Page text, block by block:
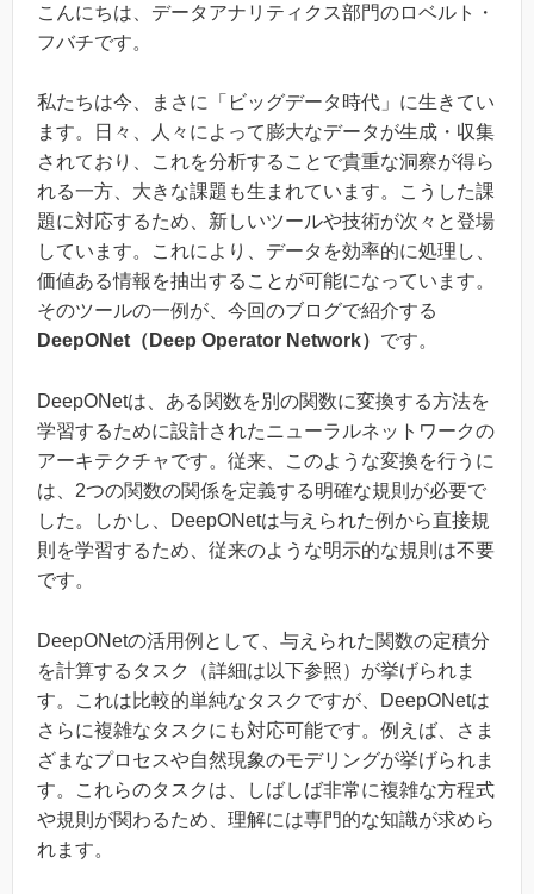
こんにちは、データアナリティクス部門のロベルト・
フバチです。
私たちは今、まさに「ビッグデータ時代」に生きてい
ます。日々、人々によって膨大なデータが生成・収集
されており、これを分析することで貴重な洞察が得ら
れる一方、大きな課題も生まれています。こうした課
題に対応するため、新しいツールや技術が次々と登場
しています。これにより、データを効率的に処理し、
価値ある情報を抽出することが可能になっています。
そのツールの一例が、今回のブログで紹介する
DeepONet（Deep Operator Network） です。
DeepONetは、ある関数を別の関数に変換する方法を
学習するために設計されたニューラルネットワークの
アーキテクチャです。従来、このような変換を行うに
は、2つの関数の関係を定義する明確な規則が必要で
した。しかし、DeepONetは与えられた例から直接規
則を学習するため、従来のような明示的な規則は不要
です。
DeepONetの活用例として、与えられた関数の定積分
を計算するタスク（詳細は以下参照）が挙げられま
す。これは比較的単純なタスクですが、DeepONetは
さらに複雑なタスクにも対応可能です。例えば、さま
ざまなプロセスや自然現象のモデリングが挙げられま
す。これらのタスクは、しばしば非常に複雑な方程式
や規則が関わるため、理解には専門的な知識が求めら
れます。